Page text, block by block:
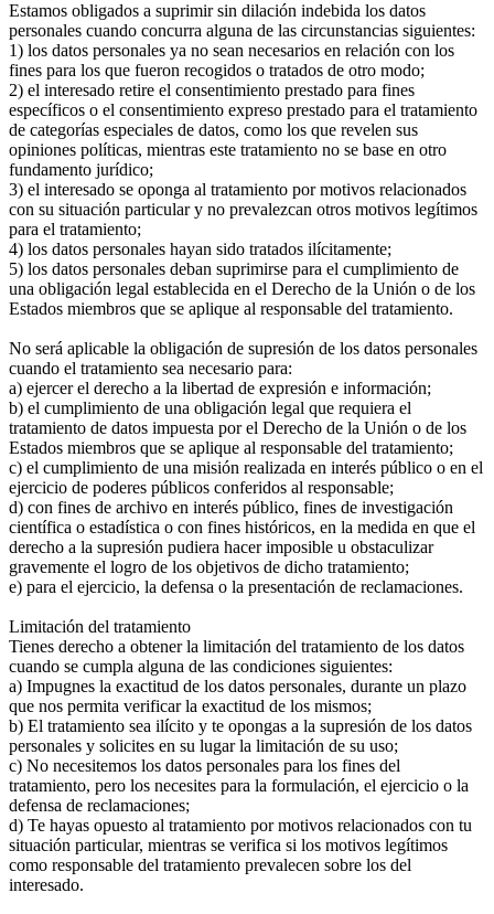
Estamos obligados a suprimir sin dilación indebida los datos
personales cuando concurra alguna de las circunstancias siguientes:
1) los datos personales ya no sean necesarios en relación con los
fines para los que fueron recogidos o tratados de otro modo;
2) el interesado retire el consentimiento prestado para fines
específicos o el consentimiento expreso prestado para el tratamiento
de categorías especiales de datos, como los que revelen sus
opiniones políticas, mientras este tratamiento no se base en otro
fundamento jurídico;
3) el interesado se oponga al tratamiento por motivos relacionados
con su situación particular y no prevalezcan otros motivos legítimos
para el tratamiento;
4) los datos personales hayan sido tratados ilícitamente;
5) los datos personales deban suprimirse para el cumplimiento de
una obligación legal establecida en el Derecho de la Unión o de los
Estados miembros que se aplique al responsable del tratamiento.
No será aplicable la obligación de supresión de los datos personales
cuando el tratamiento sea necesario para:
a) ejercer el derecho a la libertad de expresión e información;
b) el cumplimiento de una obligación legal que requiera el
tratamiento de datos impuesta por el Derecho de la Unión o de los
Estados miembros que se aplique al responsable del tratamiento;
c) el cumplimiento de una misión realizada en interés público o en el
ejercicio de poderes públicos conferidos al responsable;
d) con fines de archivo en interés público, fines de investigación
científica o estadística o con fines históricos, en la medida en que el
derecho a la supresión pudiera hacer imposible u obstaculizar
gravemente el logro de los objetivos de dicho tratamiento;
e) para el ejercicio, la defensa o la presentación de reclamaciones.
Limitación del tratamiento
Tienes derecho a obtener la limitación del tratamiento de los datos
cuando se cumpla alguna de las condiciones siguientes:
a) Impugnes la exactitud de los datos personales, durante un plazo
que nos permita verificar la exactitud de los mismos;
b) El tratamiento sea ilícito y te opongas a la supresión de los datos
personales y solicites en su lugar la limitación de su uso;
c) No necesitemos los datos personales para los fines del
tratamiento, pero los necesites para la formulación, el ejercicio o la
defensa de reclamaciones;
d) Te hayas opuesto al tratamiento por motivos relacionados con tu
situación particular, mientras se verifica si los motivos legítimos
como responsable del tratamiento prevalecen sobre los del
interesado.